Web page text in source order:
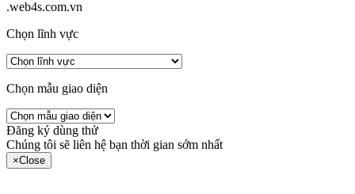
.web4s.com.vn
Chọn lĩnh vực
Chọn mẫu giao diện
Đăng ký dùng thử
Chúng tôi sẽ liên hệ bạn thời gian sớm nhất
×Close